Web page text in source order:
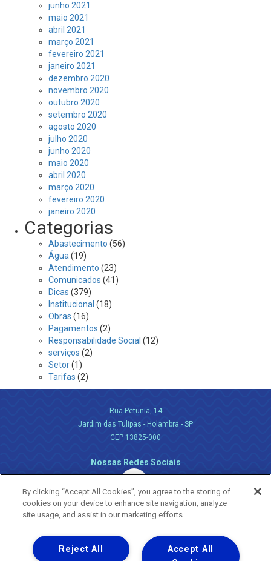
junho 2021
maio 2021
abril 2021
março 2021
fevereiro 2021
janeiro 2021
dezembro 2020
novembro 2020
outubro 2020
setembro 2020
agosto 2020
julho 2020
junho 2020
maio 2020
abril 2020
março 2020
fevereiro 2020
janeiro 2020
Categorias
Abastecimento (56)
Água (19)
Atendimento (23)
Comunicados (41)
Dicas (379)
Institucional (18)
Obras (16)
Pagamentos (2)
Responsabilidade Social (12)
serviços (2)
Setor(1)
Tarifas (2)
Rua Petunia, 14
Jardim das Tulipas - Holambra - SP
CEP 13825-000
Nossas Redes Sociais
Uma empresa
By clicking “Accept All Cookies”, you agree to the storing of
cookies on your device to enhance site navigation, analyze
site usage, and assist in our marketing efforts.
Accept All
Reject All